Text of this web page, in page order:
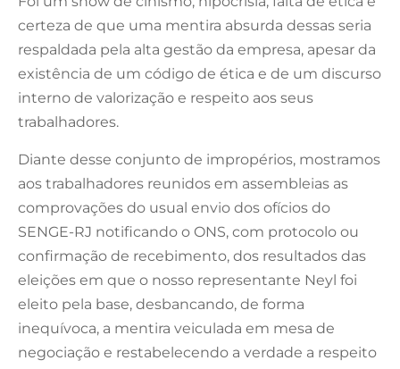
certeza de que uma mentira absurda dessas seria
respaldada pela alta gestão da empresa, apesar da
existência de um código de ética e de um discurso
interno de valorização e respeito aos seus
trabalhadores.
Diante desse conjunto de impropérios, mostramos
aos trabalhadores reunidos em assembleias as
comprovações do usual envio dos ofícios do
SENGE-RJ notificando o ONS, com protocolo ou
confirmação de recebimento, dos resultados das
eleições em que o nosso representante Neyl foi
eleito pela base, desbancando, de forma
inequívoca, a mentira veiculada em mesa de
negociação e restabelecendo a verdade a respeito